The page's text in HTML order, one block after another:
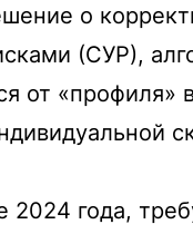
о
(СУР),
от «профиля»
2024 года,